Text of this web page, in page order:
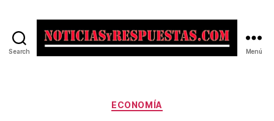
Search Menú
Categorías
ECONOMÍA